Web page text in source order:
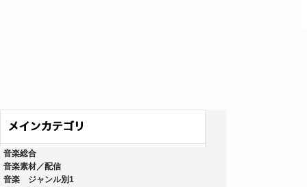
音楽総合
音楽素材／配信
音楽 ジャンル別1